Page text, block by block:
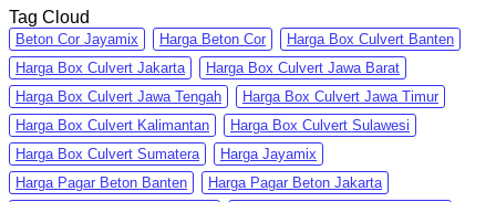
Tag Cloud
Beton Cor Jayamix Harga Beton Cor
Harga Box Culvert Banten
Harga Box Culvert Jakarta
Harga Box Culvert Jawa Barat
Harga Box Culvert Jawa Tengah
Harga Box Culvert Jawa Timur
Harga Box Culvert Kalimantan
Harga Box Culvert Sulawesi
Harga Box Culvert Sumatera
Harga Jayamix
Harga Pagar Beton Banten
Harga Pagar Beton Jakarta